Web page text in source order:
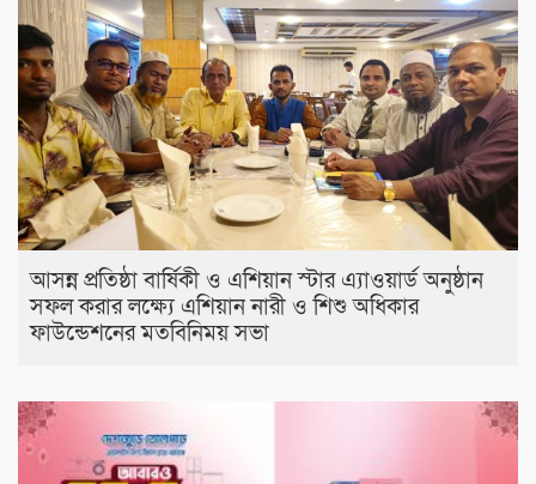
আসন্ন প্রতিষ্ঠা বার্ষিকী ও এশিয়ান স্টার এ‍্যাওয়ার্ড অনুষ্ঠান
সফল করার লক্ষ্যে এশিয়ান নারী ও শিশু অধিকার
ফাউন্ডেশনের মতবিনিময় সভা